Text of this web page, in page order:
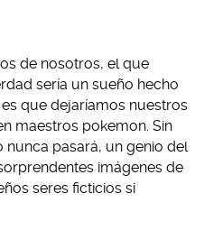
de nosotros, el que
sería un sueño hecho
que dejaríamos nuestros
maestros pokemon. Sin
pasará, un genio del
imágenes de
seres ficticios si